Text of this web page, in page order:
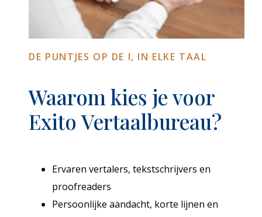
DE PUNTJES OP DE I, IN ELKE TAAL
Waarom kies je voor
Exito Vertaalbureau?
Ervaren vertalers, tekstschrijvers en
proofreaders
Persoonlijke aandacht, korte lijnen en